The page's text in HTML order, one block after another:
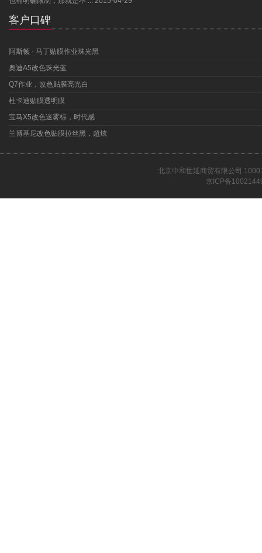
客户口碑
阿斯顿 · 马丁贴膜作业珠光黑
奥迪A5改色珠光蓝
Q7作业，改色贴膜亮光白
杜卡迪贴膜透明膜
宝马X5改色迷雾棕，时代感
兰博基尼改色贴膜拉丝黑，超炫
北京中和世延商贸有限公司
京ICP备